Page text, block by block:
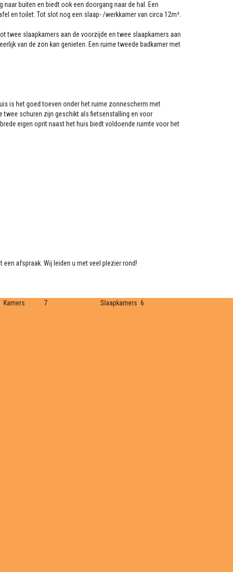
buiten en biedt ook een doorgang naar de hal. Een
en toilet. Tot slot nog een slaap- /werkkamer van circa 12m².
twee slaapkamers aan de voorzijde en twee slaapkamers aan
van de zon kan genieten. Een ruime tweede badkamer met
is het goed toeven onder het ruime zonnescherm met
twee schuren zijn geschikt als fietsenstalling en voor
eigen oprit naast het huis biedt voldoende ruimte voor het
afspraak. Wij leiden u met veel plezier rond!
Kamers 7 Slaapkamers 6